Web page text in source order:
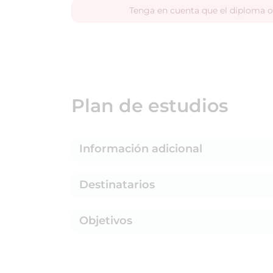
Tenga en cuenta que el diploma
Plan de estudios
Información adicional
Destinatarios
Objetivos